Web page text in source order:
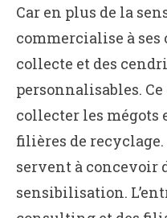
Car en plus de la
commercialise à
collecte et des
personnalisables.
collecter les mégots
filières de
servent à concevoir
sensibilisation.